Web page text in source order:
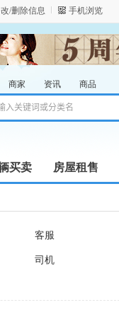
/删除信息 手机浏览
商家 资讯 商品
买卖 房屋租售
客服
司机